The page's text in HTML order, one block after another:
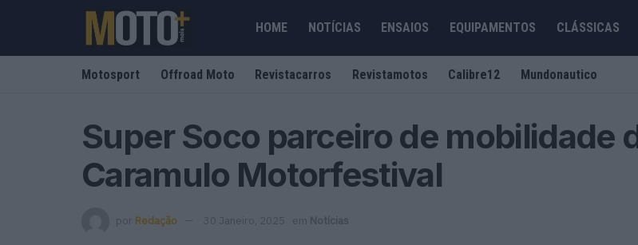
HOME NOTÍCIAS ENSAIOS EQUIPAMENTOS CLÁSSICAS
Motosport Offroad Moto Revistacarros Revistamotos Calibre12 Mundonautico
Super Soco parceiro de mobilidade
Caramulo Motorfestival
por Redação 30 Janeiro, 2025 em Notícias